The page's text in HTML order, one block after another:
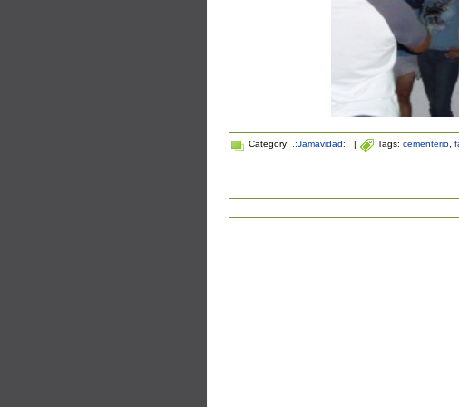
Category: .:Jamavidad:. | Tags: cementerio